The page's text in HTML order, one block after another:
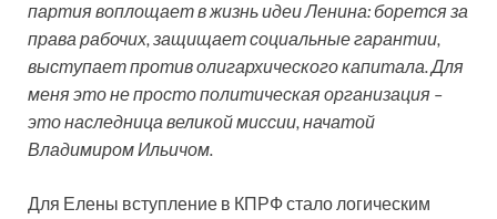
партия воплощает в жизнь идеи Ленина: борется за
права рабочих, защищает социальные гарантии,
выступает против олигархического капитала. Для
меня это не просто политическая организация –
это наследница великой миссии, начатой
Владимиром Ильичом.
Для Елены вступление в КПРФ стало логическим